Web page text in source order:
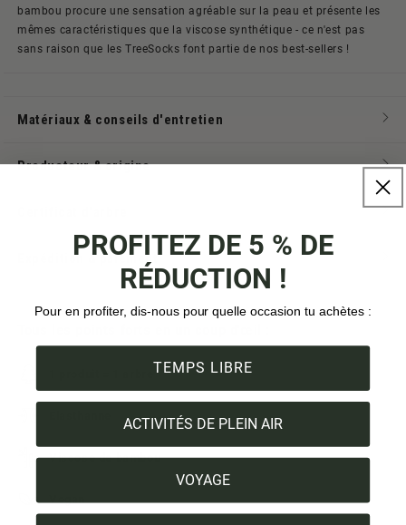
bambou procure une sensation agréable sur la peau et présente les
mêmes caractéristiques que la viscose synthétique - ce n'est pas
sans raison que les TreeSocks font partie de nos best-sellers !
Matériaux & conseils d'entretien
Producteur & origine
Expédition & paiement
Viscose de bambou
PROFITEZ DE 5 % DE
RÉDUCTION !
Pour en profiter, dis-nous pour quelle occasion tu achètes :
TEMPS LIBRE
ACTIVITÉS DE PLEIN AIR
VOYAGE